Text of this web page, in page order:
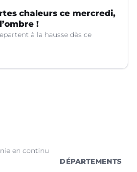
chaleurs ce mercredi,
!
à la hausse dès ce
en continu
DÉPARTEMENTS